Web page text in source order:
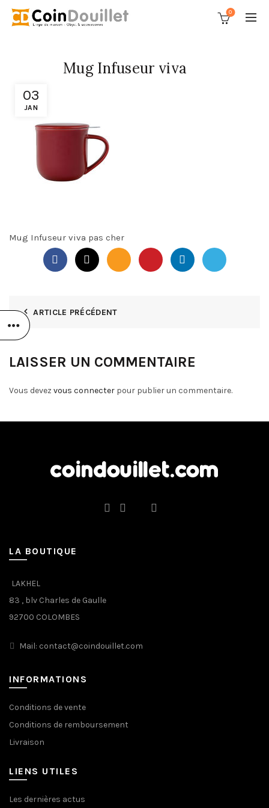
0
03
JAN
Mug Infuseur viva
Mug Infuseur viva pas cher
ARTICLE PRÉCÉDENT
LAISSER UN COMMENTAIRE
Vous devez vous connecter pour publier un commentaire.
LA BOUTIQUE
LAKHEL
83 , blv Charles de Gaulle
92700 COLOMBES
Mail: contact@coindouillet.com
INFORMATIONS
Conditions de vente
Conditions de remboursement
Livraison
LIENS UTILES
Les dernières actus